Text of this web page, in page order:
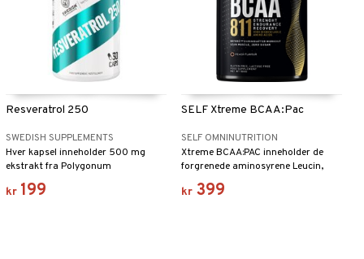
Resveratrol 250
SWEDISH SUPPLEMENTS
Hver kapsel inneholder 500 mg
ekstrakt fra Polygonum
cuspidatum, standardisert til 50 %
trans-resveratrol.
kr 199
SELF Xtreme BCAA:Pac
SELF OMNINUTRITION
Xtreme BCAA:PAC inneholder de
forgrenede aminosyrene Leucin,
Valin og Isoleucin i en perfekt
balanse.
kr 399